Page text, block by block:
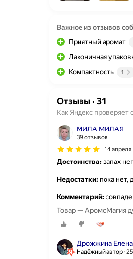
Важное из отзывов
Приятный аромат
Лаконичная
Компактность 1
Отзывы· 31
Как Яндекс проверяет
МИЛА МИЛАЯ
39 отзывов
14 апреля
Достоинства:запах
Недостатки: пока нет,
Комментарий:
Товар — АромоМагия
Дрожжина Елена
Надёжный автор